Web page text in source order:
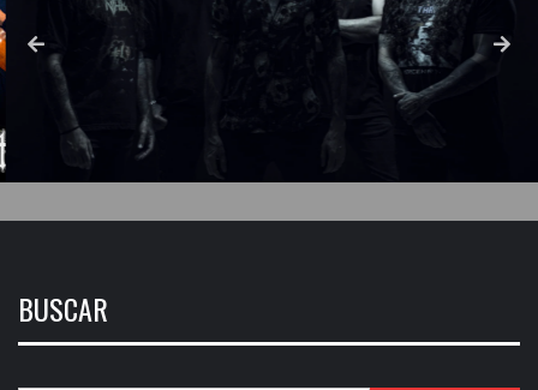
BUSCAR